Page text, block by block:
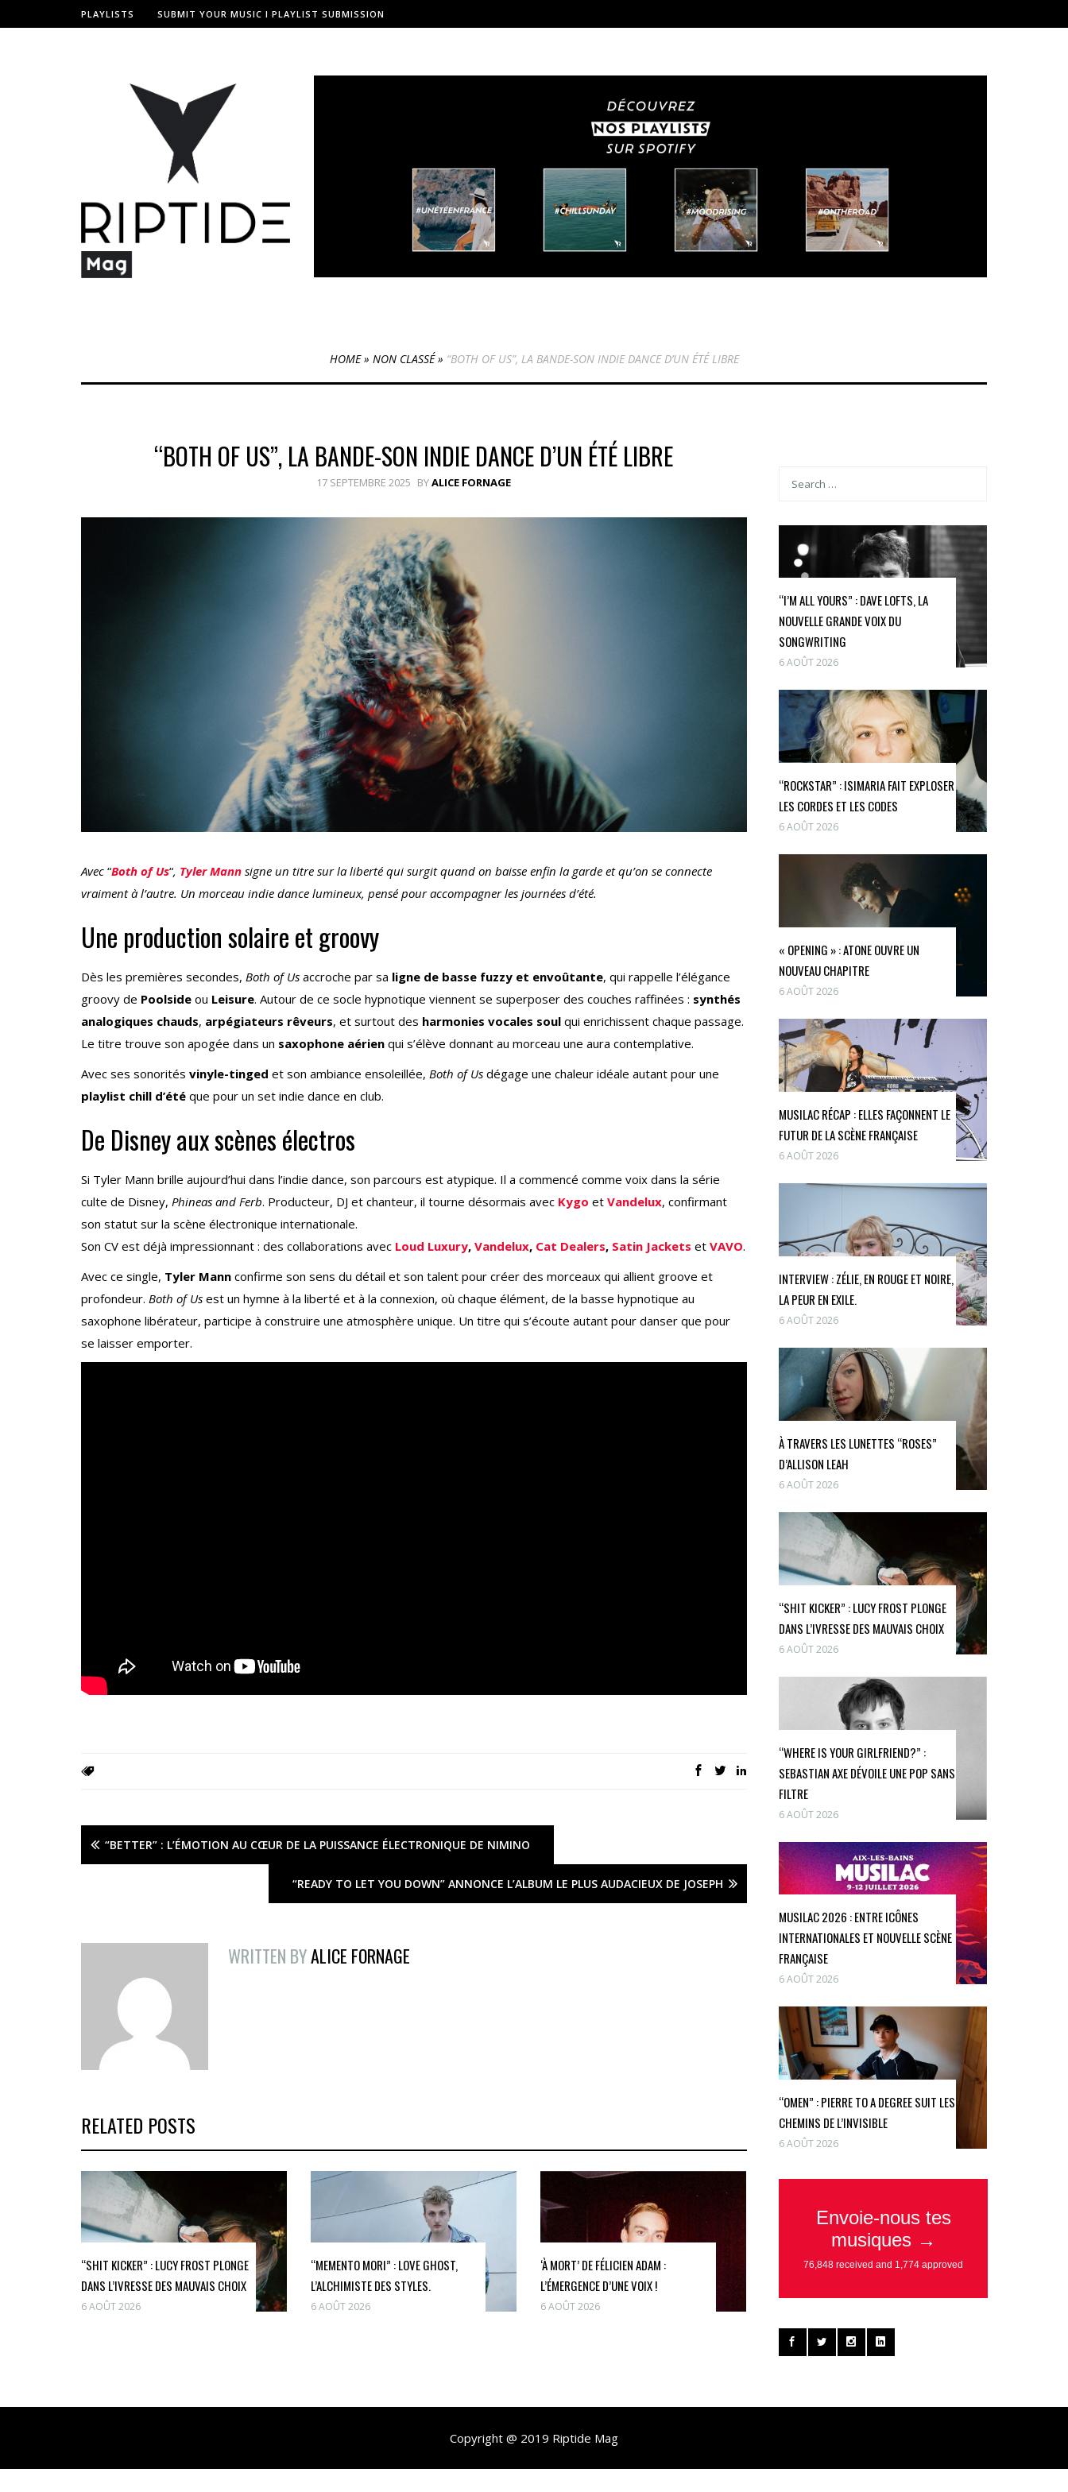
PLAYLISTS SUBMIT YOUR MUSIC I PLAYLIST SUBMISSION
HOME» NON CLASSÉ» “BOTH OF US”, LA BANDE-SON INDIE DANCE D’UN ÉTÉ LIBRE
“BOTH OF US”, LA BANDE-SON INDIE DANCE D’UN ÉTÉ LIBRE
17 SEPTEMBRE 2025 BYALICE FORNAGE
Avec “Both of Us“, Tyler Mann signe un titre sur la liberté qui surgit quand on baisse enfin la garde et qu’on se connecte
vraiment à l’autre. Un morceau indie dance lumineux, pensé pour accompagner les journées d’été.
Une production solaire et groovy
Dès les premières secondes, Both of Us accroche par sa ligne de basse fuzzy et envoûtante, qui rappelle l’élégance
groovy de Poolside ou Leisure. Autour de ce socle hypnotique viennent se superposer des couches raffinées : synthés
analogiques chauds, arpégiateurs rêveurs, et surtout des harmonies vocales soul qui enrichissent chaque passage.
Le titre trouve son apogée dans un saxophone aérien qui s’élève donnant au morceau une aura contemplative.
Avec ses sonorités vinyle-tinged et son ambiance ensoleillée, Both of Us dégage une chaleur idéale autant pour une
playlist chill d’été que pour un set indie dance en club.
De Disney aux scènes électros
Si Tyler Mann brille aujourd’hui dans l’indie dance, son parcours est atypique. Il a commencé comme voix dans la série
culte de Disney, Phineas and Ferb. Producteur, DJ et chanteur, il tourne désormais avec Kygo et Vandelux, confirmant
son statut sur la scène électronique internationale.
Son CV est déjà impressionnant : des collaborations avec Loud Luxury, Vandelux, Cat Dealers, Satin Jackets et VAVO.
Avec ce single, Tyler Mann confirme son sens du détail et son talent pour créer des morceaux qui allient groove et
profondeur. Both of Us est un hymne à la liberté et à la connexion, où chaque élément, de la basse hypnotique au
saxophone libérateur, participe à construire une atmosphère unique. Un titre qui s’écoute autant pour danser que pour
se laisser emporter.
“BETTER” : L’ÉMOTION AU CŒUR DE LA PUISSANCE ÉLECTRONIQUE DE NIMINO
“READY TO LET YOU DOWN” ANNONCE L’ALBUM LE PLUS AUDACIEUX DE JOSEPH
WRITTEN BYALICE FORNAGE
RELATED POSTS
“SHIT KICKER” : LUCY FROST PLONGE
DANS L’IVRESSE DES MAUVAIS CHOIX
6 AOÛT 2026
“MEMENTO MORI” : LOVE GHOST,
L’ALCHIMISTE DES STYLES.
6 AOÛT 2026
‘À MORT’ DE FÉLICIEN ADAM :
L’ÉMERGENCE D’UNE VOIX !
6 AOÛT 2026
“I’M ALL YOURS” : DAVE LOFTS, LA
NOUVELLE GRANDE VOIX DU
SONGWRITING
6 AOÛT 2026
“ROCKSTAR” : ISIMARIA FAIT EXPLOSER
LES CORDES ET LES CODES
6 AOÛT 2026
« OPENING » : ATONE OUVRE UN
NOUVEAU CHAPITRE
6 AOÛT 2026
MUSILAC RÉCAP : ELLES FAÇONNENT LE
FUTUR DE LA SCÈNE FRANÇAISE
6 AOÛT 2026
INTERVIEW : ZÉLIE, EN ROUGE ET NOIRE,
LA PEUR EN EXILE.
6 AOÛT 2026
À TRAVERS LES LUNETTES “ROSES”
D’ALLISON LEAH
6 AOÛT 2026
“SHIT KICKER” : LUCY FROST PLONGE
DANS L’IVRESSE DES MAUVAIS CHOIX
6 AOÛT 2026
“WHERE IS YOUR GIRLFRIEND?” :
SEBASTIAN AXE DÉVOILE UNE POP SANS
FILTRE
6 AOÛT 2026
MUSILAC 2026 : ENTRE ICÔNES
INTERNATIONALES ET NOUVELLE SCÈNE
FRANÇAISE
6 AOÛT 2026
“OMEN” : PIERRE TO A DEGREE SUIT LES
CHEMINS DE L’INVISIBLE
6 AOÛT 2026
Copyright @ 2019 Riptide Mag